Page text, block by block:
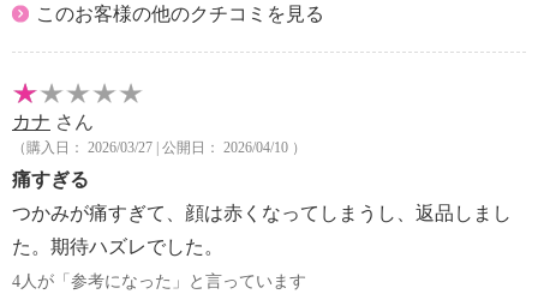
このお客様の他のクチコミを見る
カナ さん
（購入日： 2026/03/27 | 公開日： 2026/04/10 ）
痛すぎる
つかみが痛すぎて、顔は赤くなってしまうし、返品しまし
た。期待ハズレでした。
4人が「参考になった」と言っています